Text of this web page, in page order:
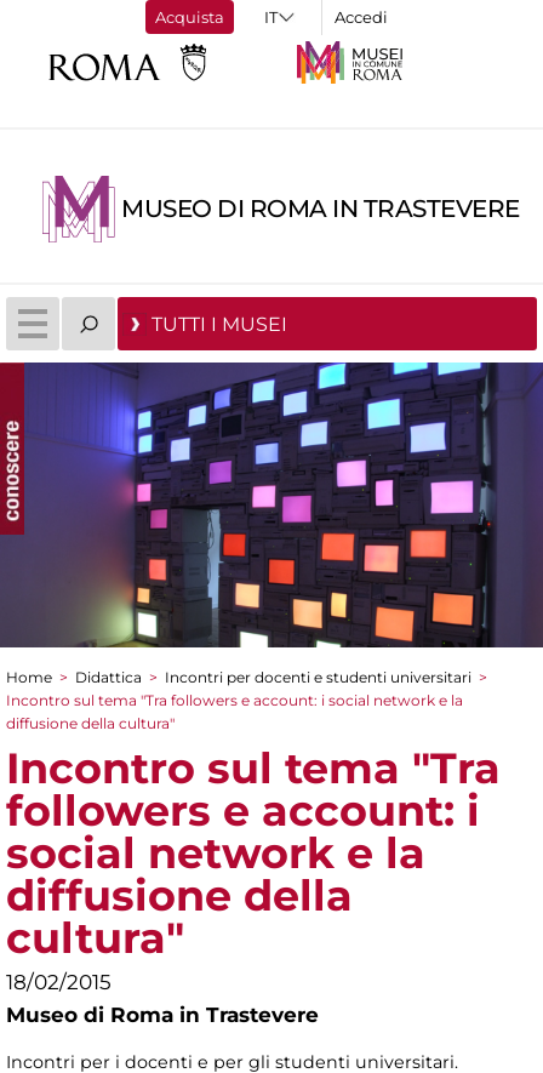
Acquista Accedi
MUSEO DI ROMA IN TRASTEVERE
TUTTI I MUSEI
Tu sei qui
Home > Didattica > Incontri per docenti e studenti universitari >
Incontro sul tema "Tra followers e account: i social network e la
diffusione della cultura"
Incontro sul tema "Tra
followers e account: i
social network e la
diffusione della
cultura"
18/02/2015
Museo di Roma in Trastevere
Incontri per i docenti e per gli studenti universitari.